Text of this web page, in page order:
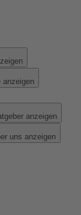
anzeigen
anzeigen
uns anzeigen